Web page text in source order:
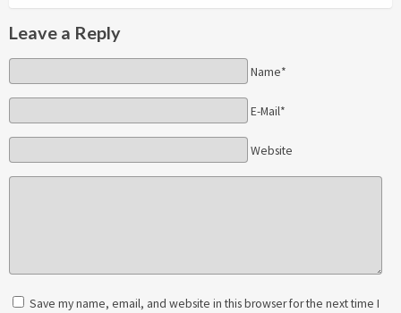
Leave a Reply
Name*
E-Mail*
Website
Save my name, email, and website in this browser for the next time I